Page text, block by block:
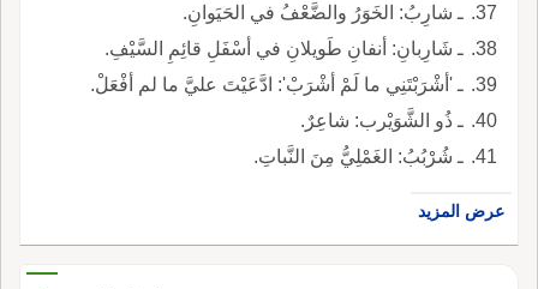
ـ شارِبُ: الخَوَرُ والضَّعْفُ في الحَيَوانِ.
ـ شَارِبانِ: أنفانِ طَويلانِ في أسْفَلِ قائِمِ السَّيْفِ.
ـ 'أشْرَبْتَنِي ما لَمْ أشْرَبْ': ادَّعَيْتَ عليَّ ما لم أفْعَلْ.
ـ ذُو الشَّوَيْرب: شاعِرٌ.
ـ شُرْبُبُ: الغَمْلِيُّ مِنَ النَّباتِ.
عرض المزيد